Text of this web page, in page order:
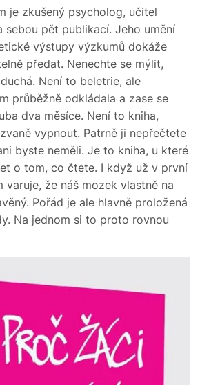
je zkušený psycholog, učitel
sebou pět publikací. Jeho umění
výstupy výzkumů dokáže
předat. Nenechte se mýlit,
Není to beletrie, ale
průběžně odkládala a zase se
dva měsíce. Není to kniha,
vypnout. Patrně ji nepřečtete
byste neměli. Je to kniha, u které
o tom, co čtete. I když už v první
varuje, že náš mozek vlastně na
Pořád je ale hlavně proložená
Na jednom si to proto rovnou